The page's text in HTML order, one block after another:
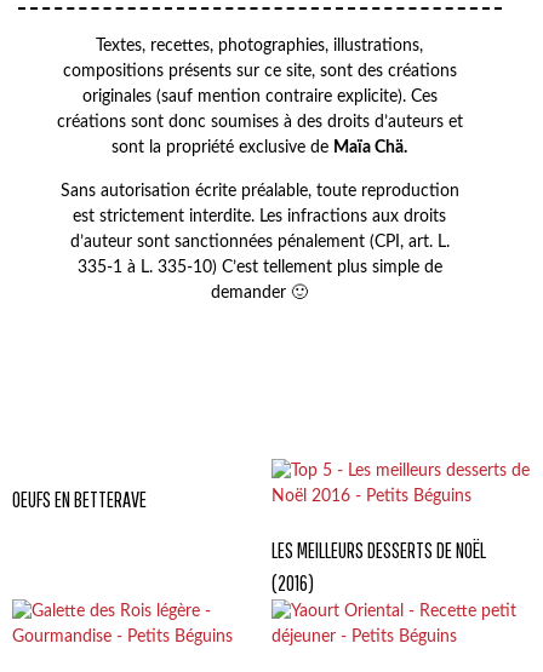
Textes, recettes, photographies, illustrations,
compositions présents sur ce site, sont des créations
originales (sauf mention contraire explicite). Ces
créations sont donc soumises à des droits d’auteurs et
sont la propriété exclusive de Maïa Chä.
Sans autorisation écrite préalable, toute reproduction
est strictement interdite. Les infractions aux droits
d’auteur sont sanctionnées pénalement (CPI, art. L.
335-1 à L. 335-10) C’est tellement plus simple de
demander 🙂
OEUFS EN BETTERAVE
LES MEILLEURS DESSERTS DE NOËL
(2016)